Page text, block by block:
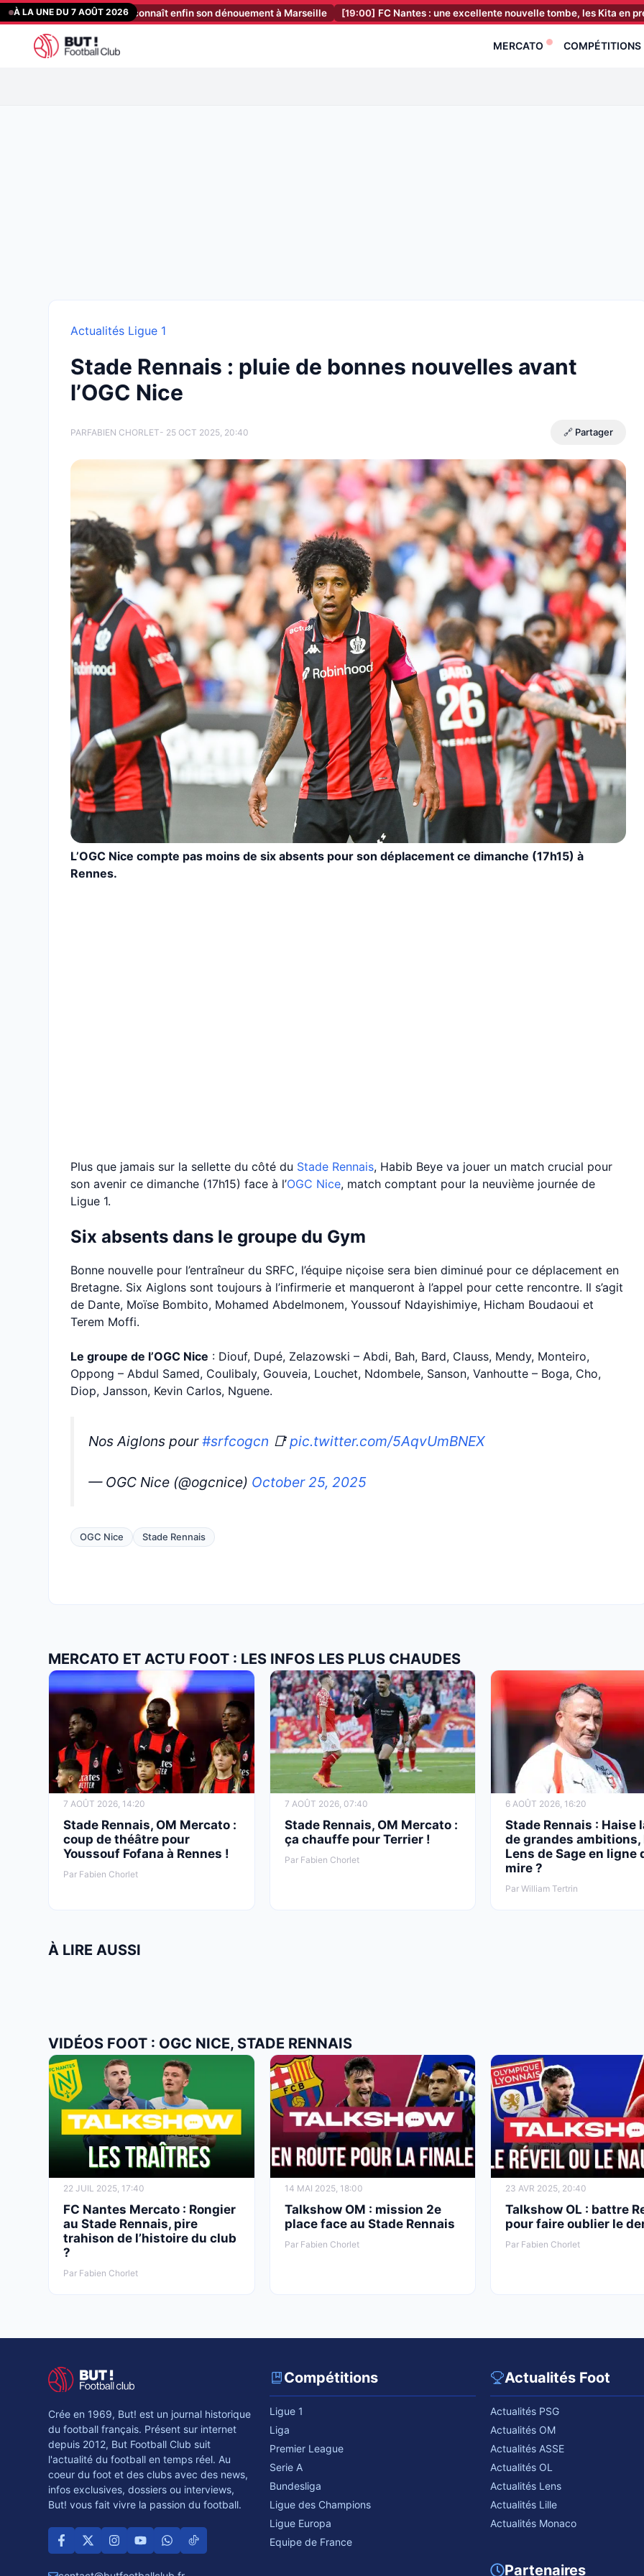
Aller
au
contenu
À LA UNE DU 7 AOÛT 2026
lié à Benatia connaît enfin son dénouement à Marseille [19:00] FC Nantes : une excellente nouvelle tombe, les Kita en prennent
MERCATO COMPÉTITIONS
Actualités Ligue 1
Stade Rennais : pluie de bonnes nouvelles avant
l’OGC Nice
PARFABIEN CHORLET- 25 OCT 2025, 20:40 🔗 Partager
L’OGC Nice compte pas moins de six absents pour son déplacement ce dimanche (17h15) à
Rennes.
Plus que jamais sur la sellette du côté du Stade Rennais, Habib Beye va jouer un match crucial pour
son avenir ce dimanche (17h15) face à l’OGC Nice, match comptant pour la neuvième journée de
Ligue 1.
Six absents dans le groupe du Gym
Bonne nouvelle pour l’entraîneur du SRFC, l’équipe niçoise sera bien diminué pour ce déplacement en
Bretagne. Six Aiglons sont toujours à l’infirmerie et manqueront à l’appel pour cette rencontre. Il s’agit
de Dante, Moïse Bombito, Mohamed Abdelmonem, Youssouf Ndayishimiye, Hicham Boudaoui et
Terem Moffi.
Le groupe de l’OGC Nice : Diouf, Dupé, Zelazowski – Abdi, Bah, Bard, Clauss, Mendy, Monteiro,
Oppong – Abdul Samed, Coulibaly, Gouveia, Louchet, Ndombele, Sanson, Vanhoutte – Boga, Cho,
Diop, Jansson, Kevin Carlos, Nguene.
Nos Aiglons pour#srfcogcn 📑pic.twitter.com/5AqvUmBNEX
— OGC Nice (@ogcnice) October 25, 2025
OGC Nice Stade Rennais
MERCATO ET ACTU FOOT : LES INFOS LES PLUS CHAUDES
7 AOÛT 2026, 14:20
Stade Rennais, OM Mercato :
coup de théâtre pour
Youssouf Fofana à Rennes !
Par Fabien Chorlet
7 AOÛT 2026, 07:40
Stade Rennais, OM Mercato :
ça chauffe pour Terrier !
Par Fabien Chorlet
6 AOÛT 2026, 16:20
Stade Rennais : Haise
de grandes ambitions,
Lens de Sage en ligne
mire ?
Par William Tertrin
À LIRE AUSSI
VIDÉOS FOOT : OGC NICE, STADE RENNAIS
22 JUIL 2025, 17:40
FC Nantes Mercato : Rongier
au Stade Rennais, pire
trahison de l’histoire du club
?
Par Fabien Chorlet
14 MAI 2025, 18:00
Talkshow OM : mission 2e
place face au Stade Rennais
Par Fabien Chorlet
23 AVR 2025, 20:40
Talkshow OL : battre
pour faire oublier le
Par Fabien Chorlet
Crée en 1969, But! est un journal historique
du football français. Présent sur internet
depuis 2012, But Football Club suit
l'actualité du football en temps réel. Au
coeur du foot et des clubs avec des news,
infos exclusives, dossiers ou interviews,
But! vous fait vivre la passion du football.
Compétitions
Ligue 1
Liga
Premier League
Serie A
Bundesliga
Ligue des Champions
Ligue Europa
Equipe de France
Actualités Foot
Actualités PSG
Actualités OM
Actualités ASSE
Actualités OL
Actualités Lens
Actualités Lille
Actualités Monaco
Partenaires